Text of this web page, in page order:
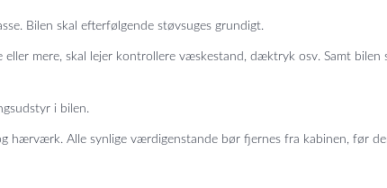
Bilen skal efterfølgende støvsuges grundigt.
mere, skal lejer kontrollere væskestand, dæktryk osv. Samt bilen
i bilen.
hærværk. Alle synlige værdigenstande bør fjernes fra kabinen, før